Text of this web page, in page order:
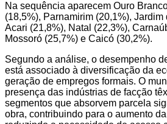
Na sequência aparecem Ouro
(18,5%), Parnamirim (20,1%), Jardim
Acari (21,8%), Natal (22,3%),
Mossoró (25,7%) e Caicó (30,2%).
Segundo a análise, o desempenho
está associado à diversificação da
geração de empregos formais. O
presença das indústrias de facção
segmentos que absorvem parcela
obra, contribuindo para o aumento